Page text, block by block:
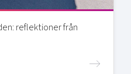
reflektioner från